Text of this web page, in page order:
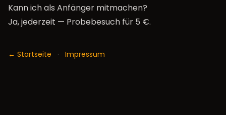
Kann ich als Anfänger mitmachen?
Ja, jederzeit — Probebesuch für 5 €.
← Startseite · Impressum